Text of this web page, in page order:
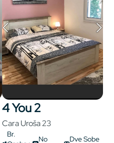
4 You 2
Cara Uroša 23
Br.
No
Dve Sobe